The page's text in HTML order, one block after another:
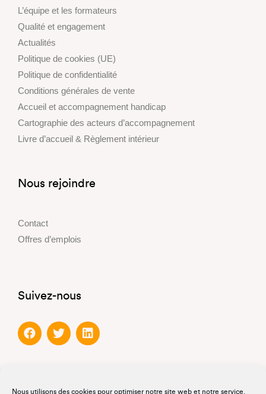
Nous utilisons des cookies pour optimiser notre site web et notre service.
L’équipe et les formateurs
Qualité et engagement
Actualités
Politique de cookies (UE)
Politique de confidentialité
Conditions générales de vente
Accueil et accompagnement handicap
Cartographie des acteurs d’accompagnement
Livre d’accueil & Règlement intérieur
Nous rejoindre
Contact
Offres d’emplois
Suivez-nous